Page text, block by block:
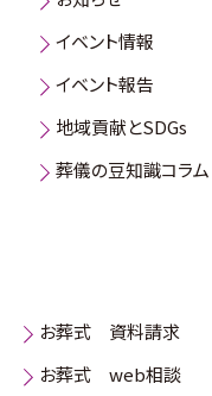
イベント情報
イベント報告
地域貢献とSDGs
葬儀の豆知識コラム
お葬式 資料請求
お葬式 web相談